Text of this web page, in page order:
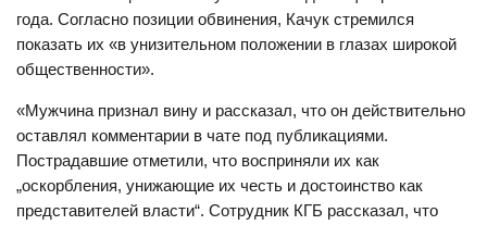
года. Согласно позиции обвинения, Качук стремился
показать их «в унизительном положении в глазах широкой
общественности».
«Мужчина признал вину и рассказал, что он действительно
оставлял комментарии в чате под публикациями.
Пострадавшие отметили, что восприняли их как
„оскорбления, унижающие их честь и достоинство как
представителей власти“. Сотрудник КГБ рассказал, что